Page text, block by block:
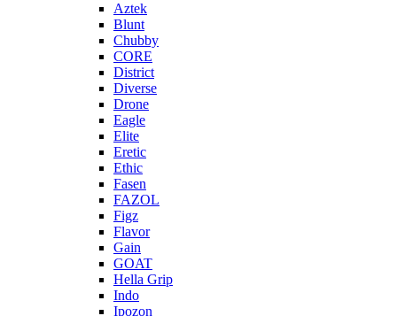
Aztek
Blunt
Chubby
CORE
District
Diverse
Drone
Eagle
Elite
Eretic
Ethic
Fasen
FAZOL
Figz
Flavor
Gain
GOAT
Hella Grip
Indo
Ipozon